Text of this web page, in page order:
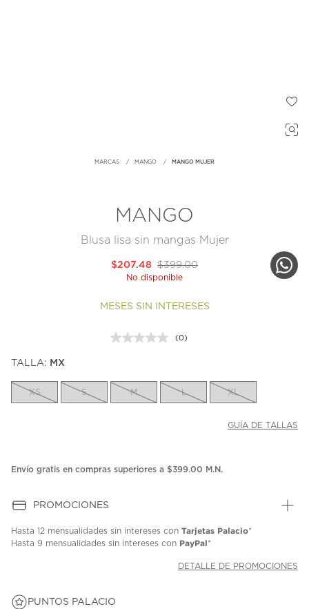
MARCAS MANGO MANGO MUJER
MANGO
Blusa lisa sin mangas Mujer
$399.00
$207.48
No disponible
MESES SIN INTERESES
Sin
la
misma
(0)
TALLA: MX
XS S M L XL
GUÍA DE TALLAS
Envío gratis en compras superiores a $399.00 M.N.
PROMOCIONES
Hasta 12 mensualidades sin intereses con Tarjetas Palacio*
Hasta 9 mensualidades sin intereses con PayPal*
DETALLE DE PROMOCIONES
PUNTOS PALACIO